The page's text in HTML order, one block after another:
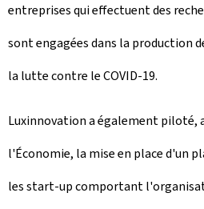
entreprises qui effectuent des
sont engagées dans la production
la lutte contre le COVID-19.
Luxinnovation a également piloté,
l'Économie, la mise en place d'un
les start-up comportant